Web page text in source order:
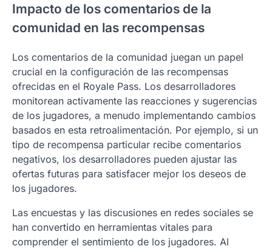
Impacto de los comentarios de la
comunidad en las recompensas
Los comentarios de la comunidad juegan un papel
crucial en la configuración de las recompensas
ofrecidas en el Royale Pass. Los desarrolladores
monitorean activamente las reacciones y sugerencias
de los jugadores, a menudo implementando cambios
basados en esta retroalimentación. Por ejemplo, si un
tipo de recompensa particular recibe comentarios
negativos, los desarrolladores pueden ajustar las
ofertas futuras para satisfacer mejor los deseos de
los jugadores.
Las encuestas y las discusiones en redes sociales se
han convertido en herramientas vitales para
comprender el sentimiento de los jugadores. Al